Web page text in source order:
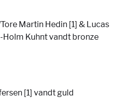
Martin Hedin [1] & Lucas
Kuhnt vandt bronze
[1] vandt guld